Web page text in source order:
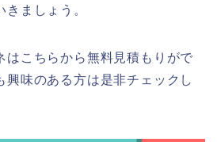
ましょう。
はこちらから無料見積もりがで
興味のある方は是非チェックし